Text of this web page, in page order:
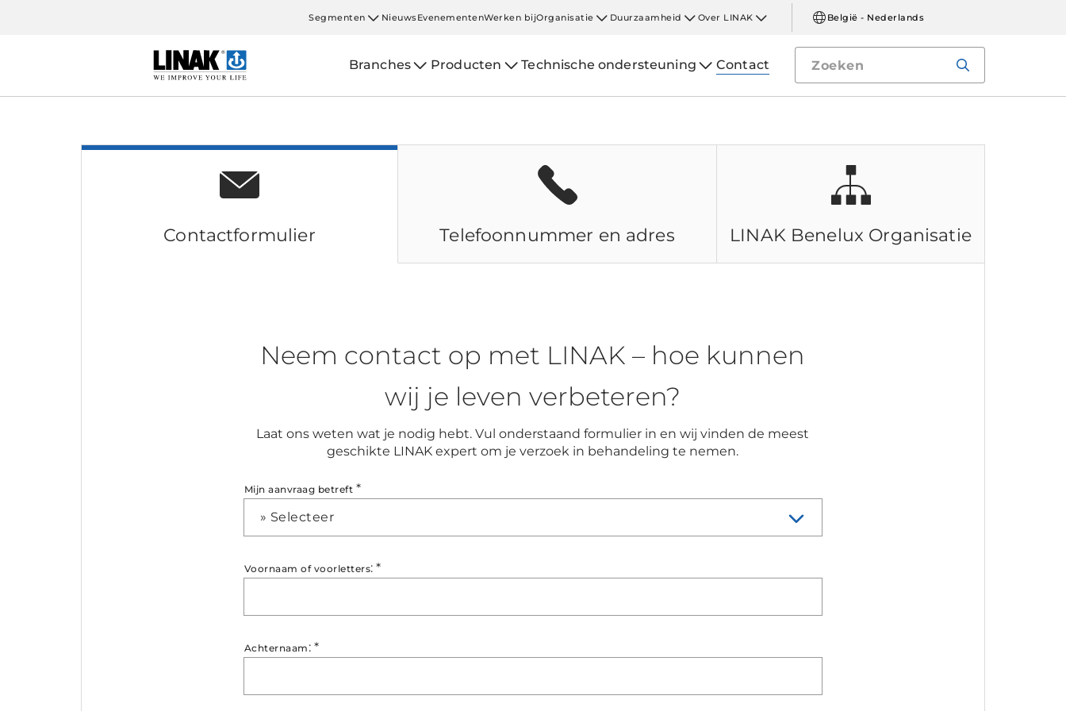
Segmenten NieuwsEvenementenWerken bijOrganisatie Duurzaamheid Over LINAK België - Nederlands
Branches Producten Technische ondersteuning Contact
Contactformulier Telefoonnummer en adres LINAK Benelux Organisatie
Neem contact op met LINAK – hoe kunnen
wij je leven verbeteren?
Laat ons weten wat je nodig hebt. Vul onderstaand formulier in en wij vinden de meest
geschikte LINAK expert om je verzoek in behandeling te nemen.
Mijn aanvraag betreft *
» Selecteer
Voornaam of voorletters:*
Achternaam : *